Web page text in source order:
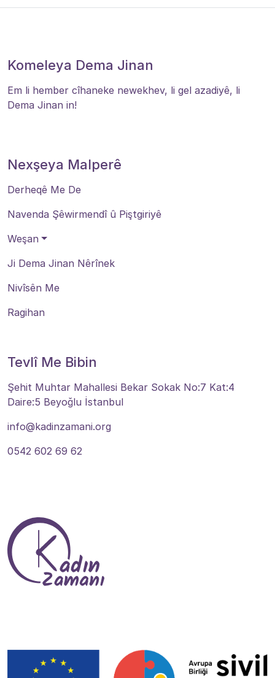
Komeleya Dema Jinan
Em li hember cîhaneke newekhev, li gel azadiyê, li
Dema Jinan in!
Nexşeya Malperê
Derheqê Me De
Navenda Şêwirmendî û Piştgiriyê
Weşan
Ji Dema Jinan Nêrînek
Nivîsên Me
Ragihan
Tevlî Me Bibin
Şehit Muhtar Mahallesi Bekar Sokak No:7 Kat:4
Daire:5 Beyoğlu İstanbul
info@kadinzamani.org
0542 602 69 62